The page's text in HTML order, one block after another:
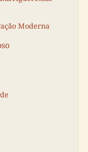
Moderna